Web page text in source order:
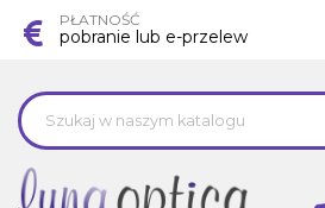
PŁATNOŚĆ
pobranie lub e-przelew